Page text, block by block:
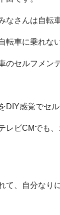
なさんは自転
転車に乗れな
のセルフメン
DIY感覚でセ
レビCMでも
て、自分なり